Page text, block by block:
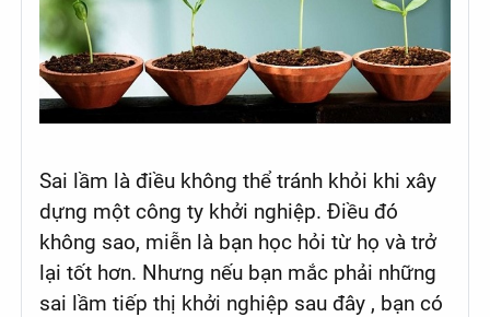
Sai lầm là điều không thể tránh khỏi khi xây
dựng một công ty khởi nghiệp. Điều đó
không sao, miễn là bạn học hỏi từ họ và trở
lại tốt hơn. Nhưng nếu bạn mắc phải những
sai lầm tiếp thị khởi nghiệp sau đây , bạn có